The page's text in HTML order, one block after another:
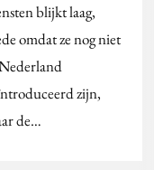
blijkt laag,
omdat ze nog niet
zijn,
de…